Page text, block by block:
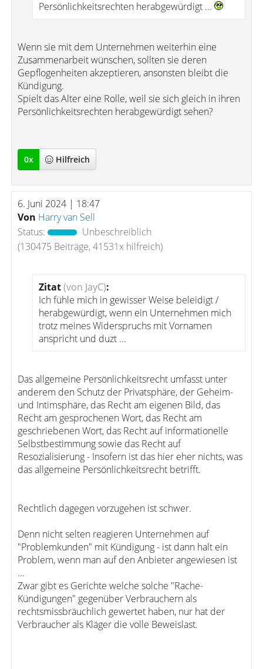
Persönlichkeitsrechten herabgewürdigt ...
Wenn sie mit dem Unternehmen weiterhin eine
Zusammenarbeit wünschen, sollten sie deren
Gepflogenheiten akzeptieren, ansonsten bleibt die
Kündigung.
Spielt das Alter eine Rolle, weil sie sich gleich in ihren
Persönlichkeitsrechten herabgewürdigt sehen?
0x Hilfreich
6. Juni 2024 | 18:47
Von Harry van Sell
Status:
Unbeschreiblich
(130475 Beiträge, 41531x hilfreich)
Zitat(von JayC):
Ich fühle mich in gewisser Weise beleidigt /
herabgewürdigt, wenn ein Unternehmen mich
trotz meines Widerspruchs mit Vornamen
anspricht und duzt ...
Das allgemeine Persönlichkeitsrecht umfasst unter
anderem den Schutz der Privatsphäre, der Geheim-
und Intimsphäre, das Recht am eigenen Bild, das
Recht am gesprochenen Wort, das Recht am
geschriebenen Wort, das Recht auf informationelle
Selbstbestimmung sowie das Recht auf
Resozialisierung - Insofern ist das hier eher nichts, was
das allgemeine Persönlichkeitsrecht betrifft.
Rechtlich dagegen vorzugehen ist schwer.
Denn nicht selten reagieren Unternehmen auf
"Problemkunden" mit Kündigung - ist dann halt ein
Problem, wenn man auf den Anbieter angewiesen ist
...
Zwar gibt es Gerichte welche solche "Rache-
Kündigungen" gegenüber Verbrauchern als
rechtsmissbräuchlich gewertet haben, nur hat der
Verbraucher als Kläger die volle Beweislast.